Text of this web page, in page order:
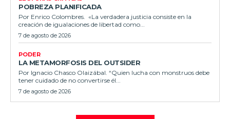
POBREZA PLANIFICADA
Por Enrico Colombres. «La verdadera justicia consiste en la
creación de igualaciones de libertad como...
7 de agosto de 2026
PODER
LA METAMORFOSIS DEL OUTSIDER
Por Ignacio Chasco Olaizábal. “Quien lucha con monstruos debe
tener cuidado de no convertirse él...
7 de agosto de 2026